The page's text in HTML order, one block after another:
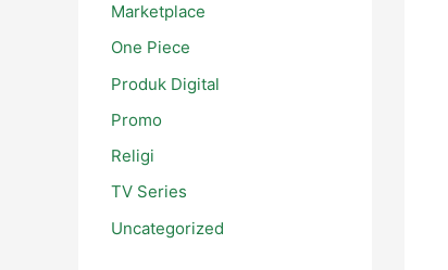
Marketplace
One Piece
Produk Digital
Promo
Religi
TV Series
Uncategorized